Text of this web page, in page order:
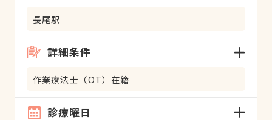
長尾駅
詳細条件
作業療法士（OT）在籍
診療曜日